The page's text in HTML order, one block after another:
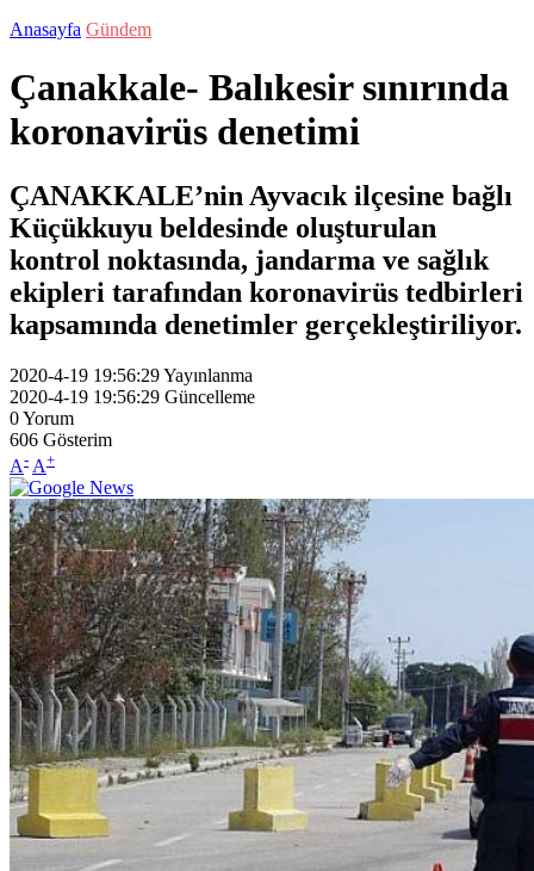
Anasayfa Gündem
Çanakkale- Balıkesir sınırında
koronavirüs denetimi
ÇANAKKALE’nin Ayvacık ilçesine bağlı
Küçükkuyu beldesinde oluşturulan
kontrol noktasında, jandarma ve sağlık
ekipleri tarafından koronavirüs tedbirleri
kapsamında denetimler gerçekleştiriliyor.
2020-4-19 19:56:29Yayınlanma
2020-4-19 19:56:29 Güncelleme
0Yorum
606 Gösterim
A- A+